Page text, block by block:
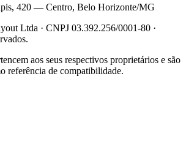
420 — Centro, Belo Horizonte/MG
Ltda · CNPJ 03.392.256/0001-80 ·
aos seus respectivos proprietários e são
referência de compatibilidade.